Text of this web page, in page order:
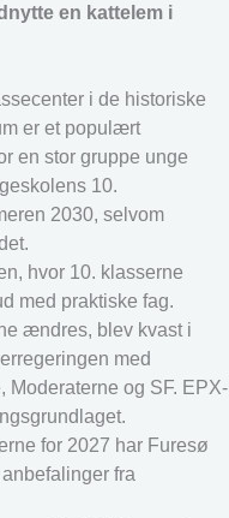
en kattelem i
i de historiske
er et populært
en stor gruppe unge
10.
2030, selvom
hvor 10. klasserne
med praktiske fag.
ændres, blev kvast i
med
Moderaterne og SF. EPX-
for 2027 har Furesø
fra